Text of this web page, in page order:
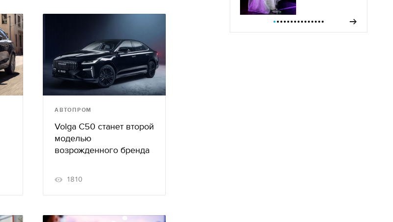
АВТОПРОМ
Volga C50 станет второй
моделью
возрожденного бренда
1810